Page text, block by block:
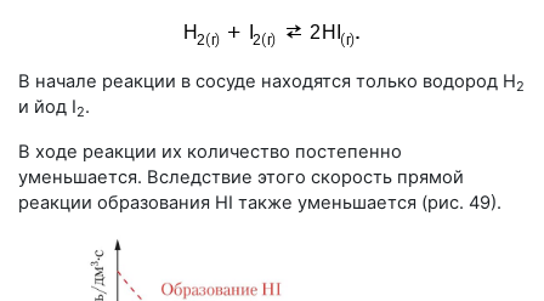
В начале реакции в сосуде находятся только водород H2
и йод I2.
В ходе реакции их количество постепенно
уменьшается. Вследствие этого скорость прямой
реакции образования HI также уменьшается (рис. 49).